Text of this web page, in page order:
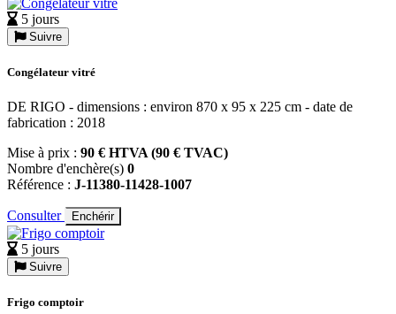
5 jours
Suivre
Congélateur vitré
DE RIGO - dimensions : environ 870 x 95 x 225 cm - date de
fabrication : 2018
Mise à prix : 90 € HTVA (90 € TVAC)
Nombre d'enchère(s) 0
Référence : J-11380-11428-1007
Consulter Enchérir
5 jours
Suivre
Frigo comptoir